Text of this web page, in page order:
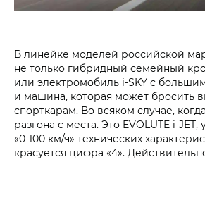
В линейке моделей российской
не только гибридный семейный
или электромобиль i‑SKY с
и машина, которая может бросить
спорткарам. Во всяком случае,
разгона с места. Это EVOLUTE
«0-100 км/ч» технических
красуется цифра «4».